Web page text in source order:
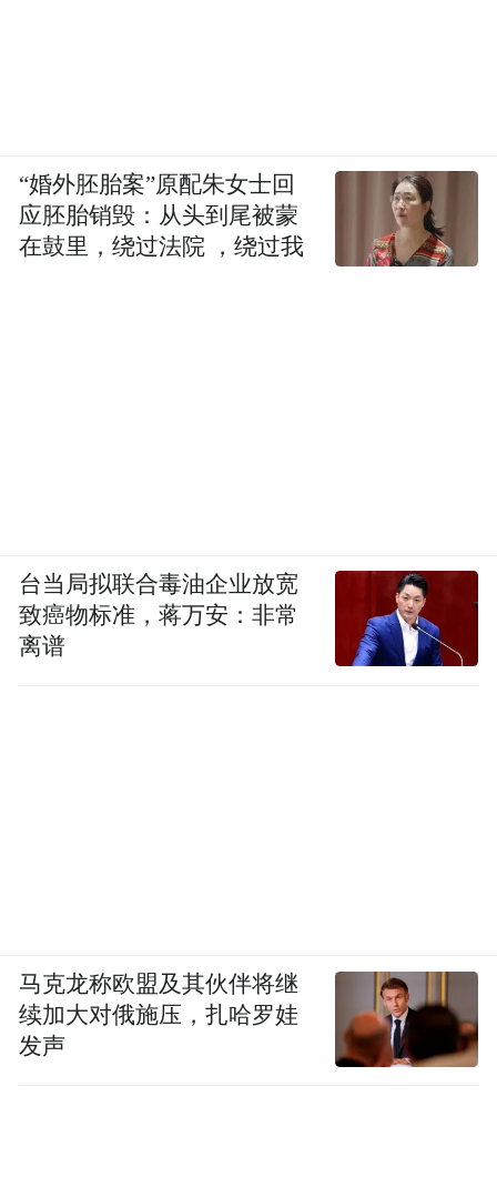
“婚外胚胎案”原配朱女士回
应胚胎销毁：从头到尾被蒙
在鼓里，绕过法院 ，绕过我
台当局拟联合毒油企业放宽
致癌物标准，蒋万安：非常
离谱
马克龙称欧盟及其伙伴将继
续加大对俄施压，扎哈罗娃
发声